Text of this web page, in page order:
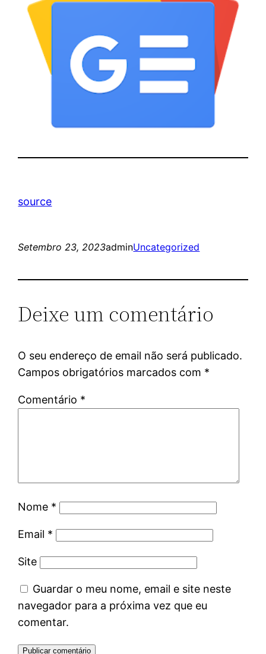
source
Setembro 23, 2023adminUncategorized
Deixe um comentário
O seu endereço de email não será publicado.
Campos obrigatórios marcados com *
Comentário *
Nome *
Email *
Site
Guardar o meu nome, email e site neste
navegador para a próxima vez que eu
comentar.